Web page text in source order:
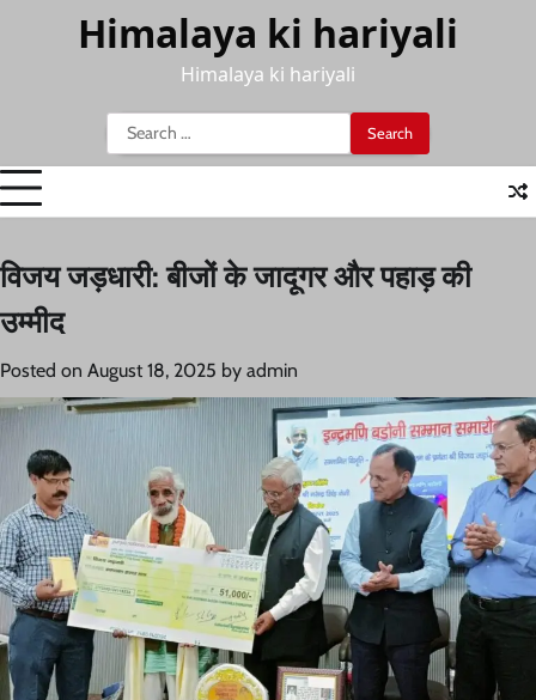
Himalaya ki hariyali
Himalaya ki hariyali
Search
for:
विजय जड़धारी: बीजों के जादूगर और पहाड़ की
उम्मीद
Posted on August 18, 2025 by admin